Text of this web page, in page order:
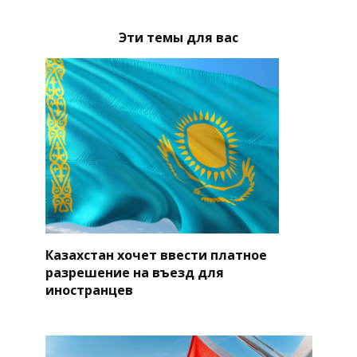
Эти темы для вас
Казахстан хочет ввести платное
разрешение на въезд для
иностранцев